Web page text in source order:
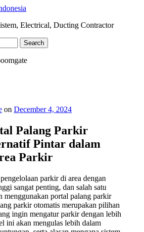
Electrical, Ducting Contractor
Search
on December 4, 2024
Palang Parkir
Pintar dalam
Parkir
parkir di area dengan
sangat penting, dan salah satu
menggunakan portal palang parkir
parkir otomatis merupakan pilihan
ingin mengatur parkir dengan lebih
ini akan mengulas lebih dalam